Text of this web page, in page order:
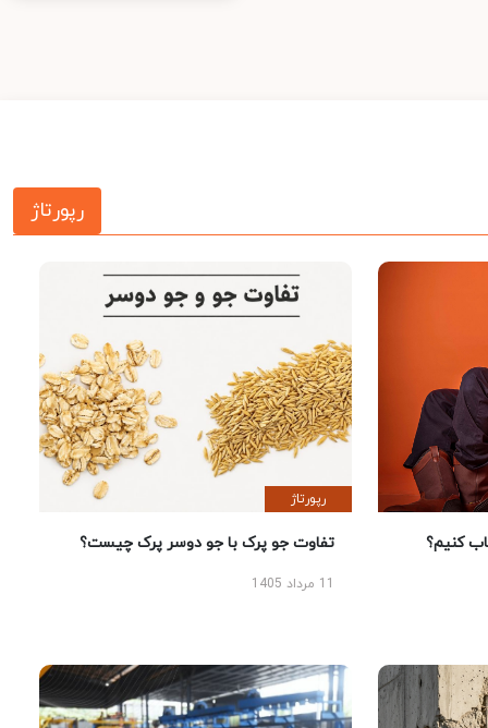
رپورتاژ
کنیم؟
رپورتاژ
تفاوت جو پرک با جو دوسر پرک چیست؟